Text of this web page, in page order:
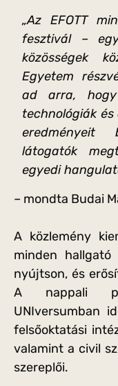
„Az EFOTT
fesztivál –
közösségek
Egyetem
ad arra,
technológiák
eredményeit
látogatók
egyedi
– mondta Budai
A közlemény
minden hallgató
nyújtson, és
A nappali
UNIversumban
felsőoktatási
valamint a civil
szereplői.